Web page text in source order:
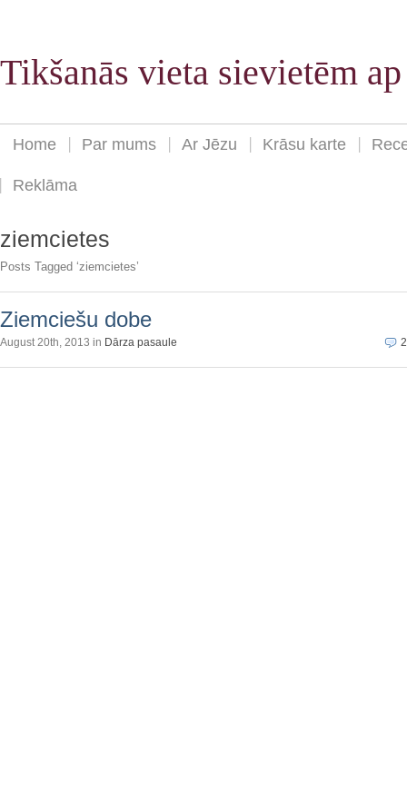
Tikšanās vieta sievietēm
Home Par mums Ar Jēzu Krāsu karte
Reklāma
ziemcietes
Posts Tagged ‘ziemcietes’
Ziemciešu dobe
August 20th, 2013 in Dārza pasaule